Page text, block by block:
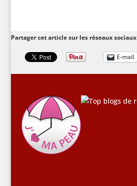
Partager cet article sur les réseaux sociaux
E-mail